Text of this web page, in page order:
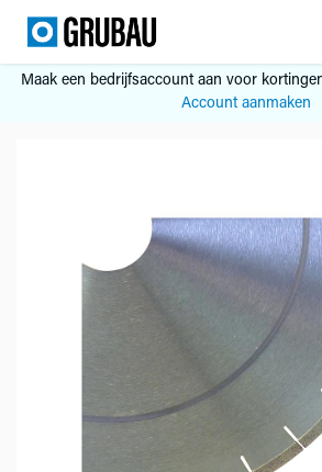
Overslaan naar inhoud
Maak een bedrijfsaccount aan voor
Account aanmaken